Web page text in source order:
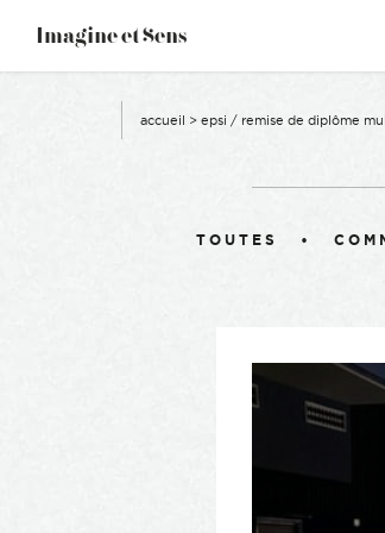
Imagine et Sens–
Événementiel
Communicants
accueil > epsi / remise de diplôme
TOUTES